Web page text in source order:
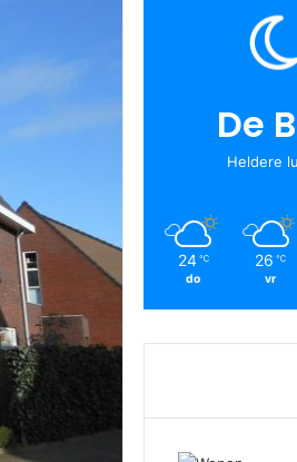
De
Heldere
24 ℃
do
26 ℃
vr